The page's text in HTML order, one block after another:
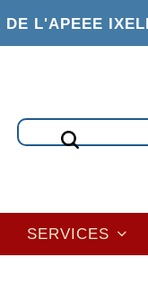
DE L'APEEE
Rechercher
SERVICES